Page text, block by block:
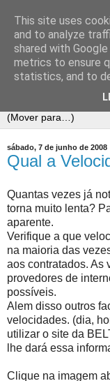
E-Dicas
Muitas Dicas
de EXCEL!
sábado, 7 de junho de 2008
Qual a
Quantas vezes já
torna muito lenta?
aparente.
Verifique a que
na maioria das
aos contratados. As
provedores de
possíveis.
Alem disso outros
velocidades. (dia,
utilizar o site da
lhe dará essa
Clique na imagem
This site uses
and to analyze
shared with
metrics to ensure
statistics, and to